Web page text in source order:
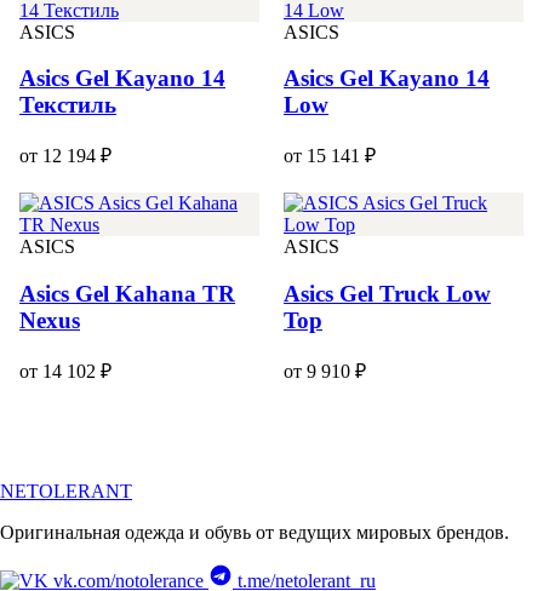
ASICS
Asics Gel Kayano 14
Текстиль
от 12 194 ₽
ASICS
Asics Gel Kayano 14
Low
от 15 141 ₽
ASICS
Asics Gel Kahana TR
Nexus
от 14 102 ₽
ASICS
Asics Gel Truck Low
Top
от 9 910 ₽
NETOLERANT
Оригинальная одежда и обувь от ведущих мировых брендов.
vk.com/notolerance t.me/netolerant_ru